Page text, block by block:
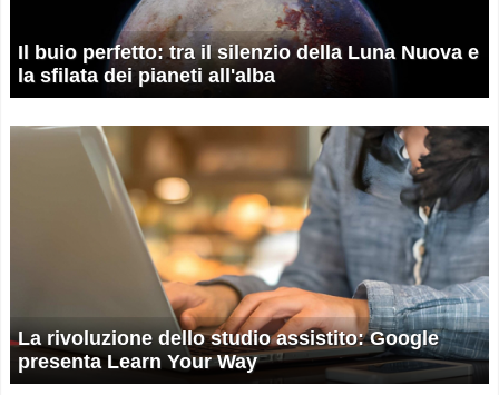
Il buio perfetto: tra il silenzio della Luna Nuova e
la sfilata dei pianeti all'alba
La rivoluzione dello studio assistito: Google
presenta Learn Your Way